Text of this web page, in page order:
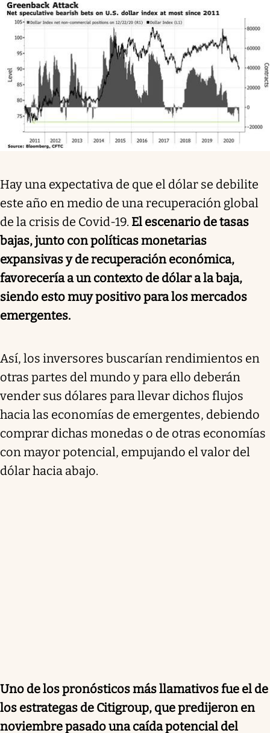
Hay una expectativa de que el dólar se debilite
este año en medio de una recuperación global
de la crisis de Covid-19. El escenario de tasas
bajas, junto con políticas monetarias
expansivas y de recuperación económica,
favorecería a un contexto de dólar a la baja,
siendo esto muy positivo para los mercados
emergentes.
Así, los inversores buscarían rendimientos en
otras partes del mundo y para ello deberán
vender sus dólares para llevar dichos flujos
hacia las economías de emergentes, debiendo
comprar dichas monedas o de otras economías
con mayor potencial, empujando el valor del
dólar hacia abajo.
Uno de los pronósticos más llamativos fue el de
los estrategas de Citigroup, que predijeron en
noviembre pasado una caída potencial del